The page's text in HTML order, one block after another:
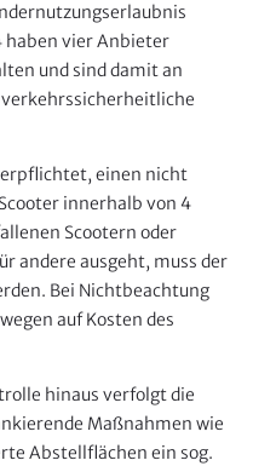
haben vier Anbieter
und sind damit an
einen nicht
innerhalb von 4
Scootern oder
andere ausgeht, muss der
Bei Nichtbeachtung
auf Kosten des
hinaus verfolgt die
Maßnahmen wie
Abstellflächen ein sog.